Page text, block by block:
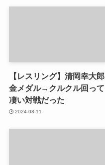
【レスリング】清岡幸大郎
金メダル→クルクル回って
凄い対戦だった
2024-08-11